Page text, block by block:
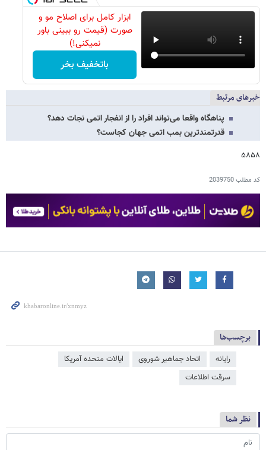
ابزار کامل برای اصلاح مو و
صورت (قیمت رو ببینی باور
نمیکنی!)
باتخفیف بخر
خبرهای مرتبط
پناهگاه واقعا می‌تواند افراد را از انفجار اتمی نجات دهد؟
قدرتمندترین بمب‌ اتمی جهان کجاست؟
۵۸۵۸
کد مطلب2039750
برچسب‌ها
رایانه اتحاد جماهیر شوروی
ایالات متحده آمریکا
سرقت اطلاعات
نظر شما